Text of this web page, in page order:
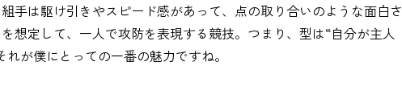
手は駆け引きやスピード感があって、点の取り合いのような面白さ
想定して、一人で攻防を表現する競技。つまり、型は“自分が主人
が僕にとっての一番の魅力ですね。